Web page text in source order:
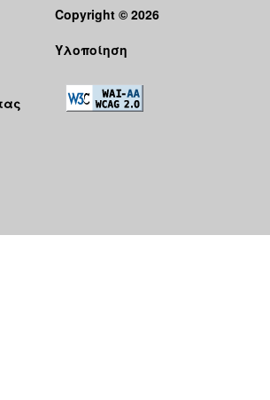
Copyright © 2026
Υλοποίηση